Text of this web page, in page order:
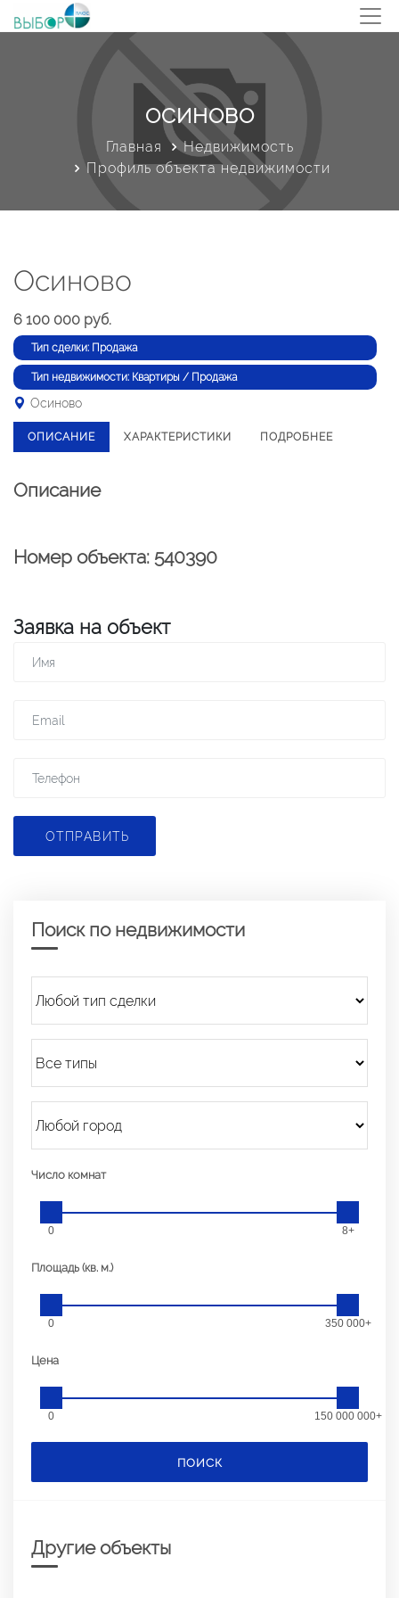
ОСИНОВО
Главная
Недвижимость
Профиль объекта недвижимости
Осиново
6 100 000 руб.
Тип сделки: Продажа
Тип недвижимости: Квартиры / Продажа
Осиново
ОПИСАНИЕ ХАРАКТЕРИСТИКИ ПОДРОБНЕЕ
Описание
Номер объекта: 540390
Заявка на объект
ОТПРАВИТЬ
Поиск по недвижимости
Число комнат
0 8+
Площадь (кв. м.)
0 350 000+
Цена
0 150 000 000+
ПОИСК
Другие объекты